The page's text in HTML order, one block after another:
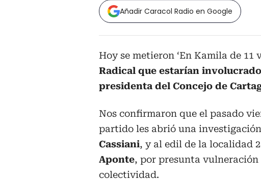
Añadir Caracol Radio en Google
Hoy se metieron ‘En Kamila de 11
Radical que estarían
presidenta del Concejo de
Nos confirmaron que el pasado
partido les abrió una
Cassiani, y al edil de la localidad
Aponte, por presunta
colectividad.